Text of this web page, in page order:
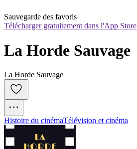
Sauvegarde des favoris
Télécharger gratuitement dans l'App Store
La Horde Sauvage
La Horde Sauvage
Histoire du cinémaTélévision et cinéma